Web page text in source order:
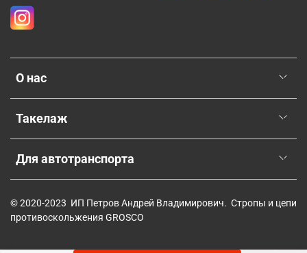
О нас
Такелаж
Для автотранспорта
© 2020-2023 ИП Петров Андрей Владимирович. Стропы и цепи
противоскольжения GROSCO